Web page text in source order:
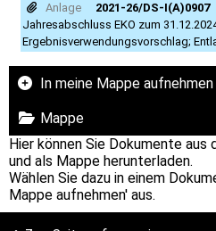
Anlage
2021-26/DS-I(A)0907
Jahresabschluss EKO zum
Ergebnisverwendungsvorschlag;
In meine Mappe aufnehmen
Mappe
Hier können Sie Dokumente aus
und als Mappe herunterladen.
Wählen Sie dazu in einem
Mappe aufnehmen' aus.